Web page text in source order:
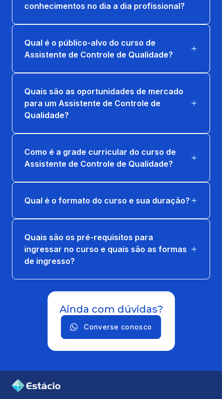
conhecimentos no dia a dia profissional?
Qual é o público-alvo do curso de
Assistente de Controle de Qualidade?
Quais são as oportunidades de mercado
para um Assistente de Controle de
Qualidade?
Como é a grade curricular do curso de
Assistente de Controle de Qualidade?
Qual é o formato do curso e sua duração?
Quais são os pré-requisitos para
ingressar no curso e quais são as formas
de ingresso?
Ainda com dúvidas?
Converse conosco